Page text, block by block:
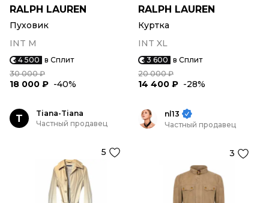
RALPH LAUREN
Пуховик
INT M
4 500 в Сплит
30 000 ₽
18 000 ₽ -40%
RALPH LAUREN
Куртка
INT XL
3 600 в Сплит
20 000 ₽
14 400 ₽ -28%
T
Tiana-Tiana
Частный продавец
5
nl13
Частный продавец
3